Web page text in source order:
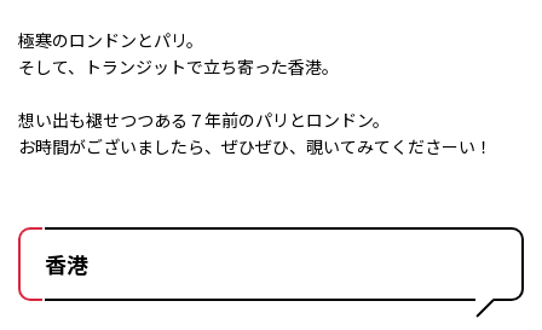
極寒のロンドンとパリ。
そして、トランジットで立ち寄った香港。
想い出も褪せつつある７年前のパリとロンドン。
お時間がございましたら、ぜひぜひ、覗いてみてくださーい！
香港